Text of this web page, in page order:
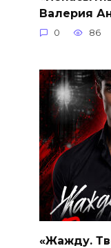
Валерия
0 86
«Жажду.